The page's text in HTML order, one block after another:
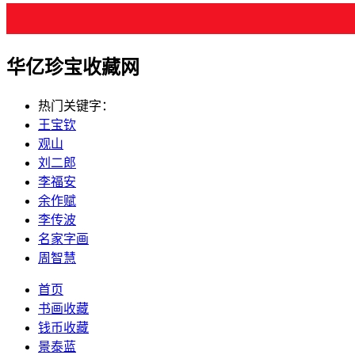
华亿珍宝收藏网
热门关键字：
王宝钦
观山
刘二郎
李福安
余作赋
李传波
名家字画
周智慧
首页
书画收藏
钱币收藏
景泰蓝